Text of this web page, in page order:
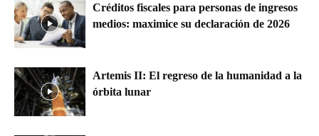
Créditos fiscales para personas de ingresos
medios: maximice su declaración de 2026
Artemis II: El regreso de la humanidad a la
órbita lunar